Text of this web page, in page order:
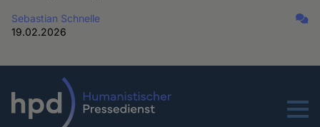
Sebastian Schnelle
19.02.2026
Menu